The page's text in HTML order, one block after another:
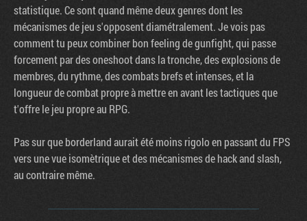
statistique. Ce sont quand même deux genres dont les
mécanismes de jeu s'opposent diamétralement. Je vois pas
comment tu peux combiner bon feeling de gunfight, qui passe
forcement par des oneshoot dans la tronche, des explosions de
membres, du rythme, des combats brefs et intenses, et la
longueur de combat propre à mettre en avant les tactiques que
t'offre le jeu propre au RPG.
Pas sur que borderland aurait été moins rigolo en passant du FPS
vers une vue isomètrique et des mécanismes de hack and slash,
au contraire même.